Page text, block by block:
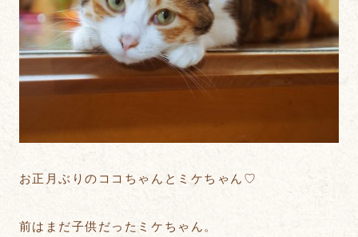
お正月ぶりのココちゃんとミケちゃん♡
前はまだ子供だったミケちゃん。